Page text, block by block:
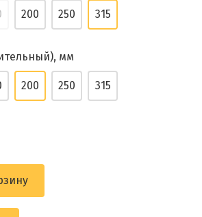
200 250 315
мм
200 250 315